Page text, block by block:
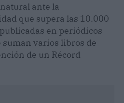
ante la
que supera las 10.000
en periódicos
suman varios libros de
de un Récord